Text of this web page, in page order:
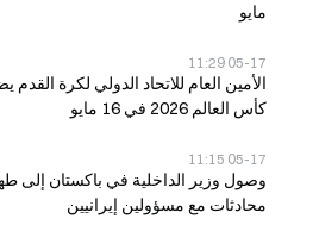
مايو
05-17 11:29
الأمين العام للاتحاد الدولي لكرة
كأس العالم 2026 في 16 مايو
05-17 11:15
محادثات مع مسؤولين إيرانيين